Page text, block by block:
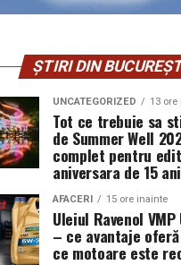
ȘTIRI DIN
UNCATEGORIZED 13
Tot ce trebuie sa
de Summer Well
complet pentru
aniversara de 15 ani
AFACERI 15 ore inainte
Uleiul Ravenol VMP
– ce avantaje
ce motoare este